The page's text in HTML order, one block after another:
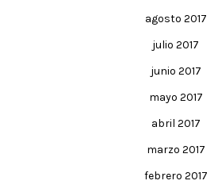
agosto 2017
julio 2017
junio 2017
mayo 2017
abril 2017
marzo 2017
febrero 2017